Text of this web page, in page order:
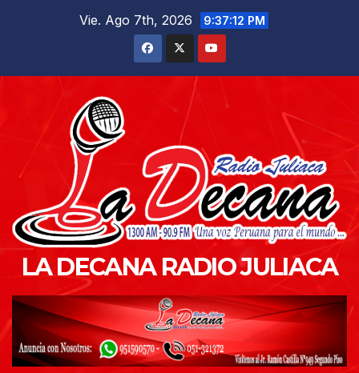
Vie. Ago 7th, 2026 9:37:13 PM
LA DECANA RADIO JULIACA